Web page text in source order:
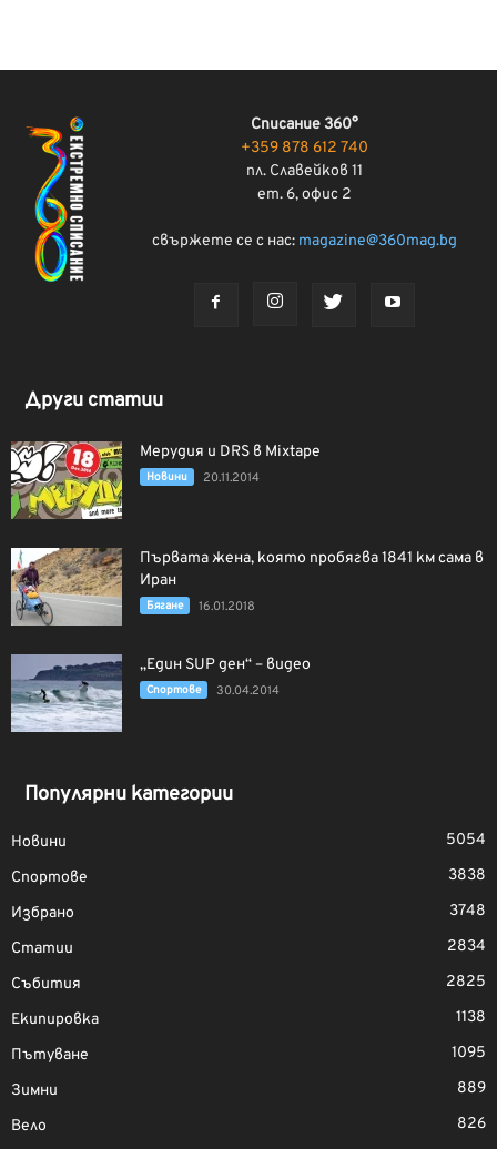
Списание 360°
+359 878 612 740
пл. Славейков 11
ет. 6, офис 2
свържете се с нас: magazine@360mag.bg
Други статии
Мерудия и DRS в Mixtape
Новини 20.11.2014
Първата жена, която пробягва 1841 км сама в
Иран
Бягане 16.01.2018
„Един SUP ден“ – видео
Спортове 30.04.2014
Популярни категории
Новини
5054
Спортове
3838
Избрано
3748
Статии
2834
Събития
2825
Екипировка
1138
Пътуване
1095
Зимни
889
Вело
826